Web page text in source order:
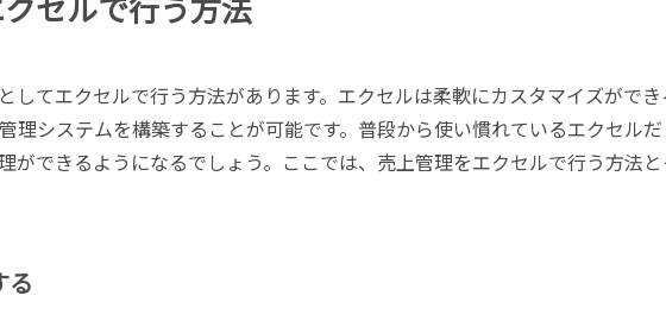
してエクセルで行う方法があります。エクセルは柔軟にカスタマイズができ
理システムを構築することが可能です。普段から使い慣れているエクセルだ
ができるようになるでしょう。ここでは、売上管理をエクセルで行う方法
る